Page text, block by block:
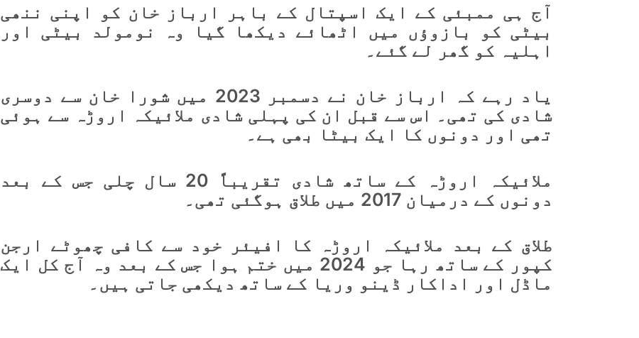
آج ہی ممبئی کے ایک اسپتال کے باہر ارباز خان کو اپنی ننھی
بیٹی کو بازوؤں میں اٹھائے دیکھا گیا وہ نومولد بیٹی اور
اہلیہ کو گھر لے گئے۔
یاد رہے کہ ارباز خان نے دسمبر 2023 میں شورا خان سے دوسری
شادی کی تھی۔ اس سے قبل ان کی پہلی شادی ملائیکہ اروڑہ سے ہوئی
تھی اور دونوں کا ایک بیٹا بھی ہے۔
ملائیکہ اروڑہ کے ساتھ شادی تقریباً 20 سال چلی جس کے بعد
دونوں کے درمیان 2017 میں طلاق ہوگئی تھی۔
طلاق کے بعد ملائیکہ اروڑہ کا افیئر خود سے کافی چھوٹے ارجن
کپور کے ساتھ رہا جو 2024 میں ختم ہوا جس کے بعد وہ آج کل ایک
ماڈل اور اداکار ڈینو وریا کے ساتھ دیکھی جاتی ہیں۔